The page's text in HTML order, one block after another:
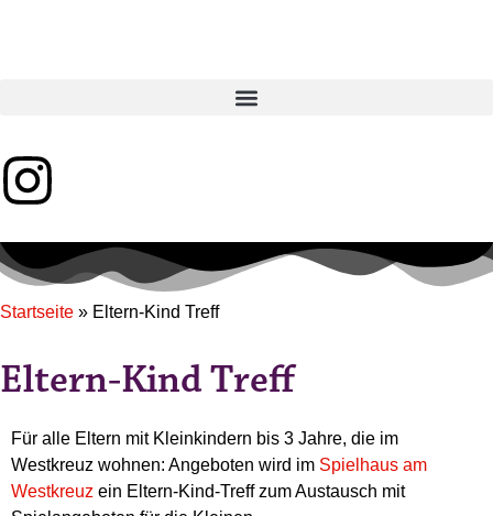
Startseite » Eltern-Kind Treff
Eltern-Kind Treff
Für alle Eltern mit Kleinkindern bis 3 Jahre, die im
Westkreuz wohnen: Angeboten wird im Spielhaus am
Westkreuz ein Eltern-Kind-Treff zum Austausch mit